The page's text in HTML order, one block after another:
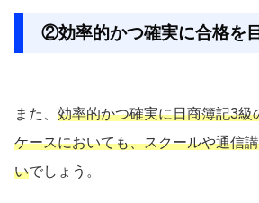
②効率的かつ確実に合格を
また、 効率的かつ確実に日商簿記3級
ケースにおいても、スクールや通信
いでしょう。